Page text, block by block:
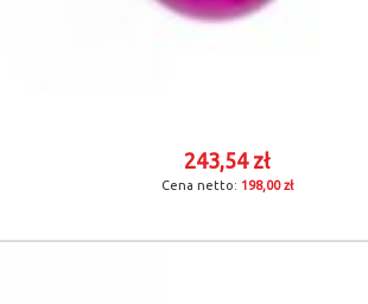
243,54 zł
198,00 zł